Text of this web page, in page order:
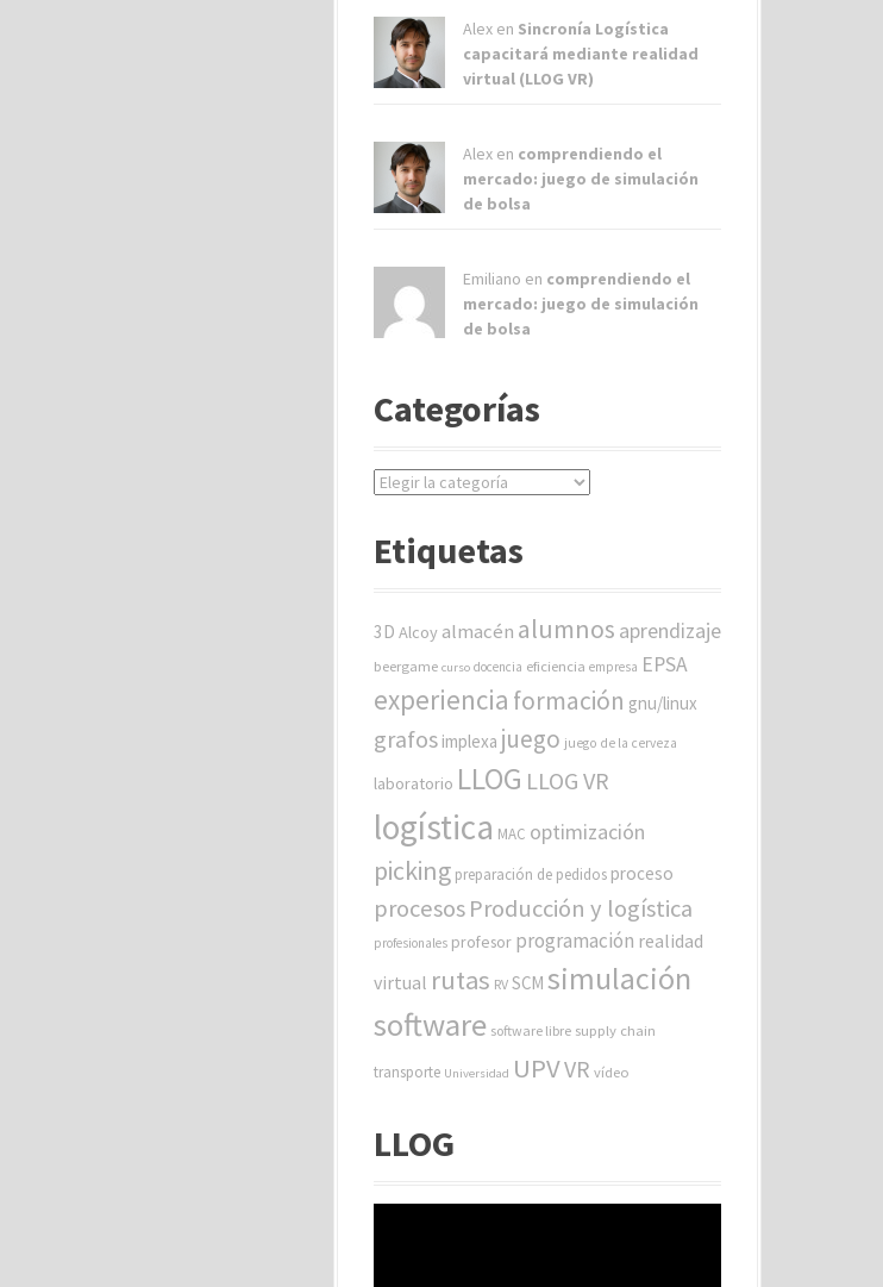
Alex en Sincronía Logística
capacitará mediante realidad
virtual (LLOG VR)
Alex en comprendiendo el
mercado: juego de simulación
de bolsa
Emiliano en comprendiendo el
mercado: juego de simulación
de bolsa
Categorías
C
e
r
s
Etiquetas
3D Alcoy almacén alumnos aprendizaje
beergame curso docencia eficiencia empresa EPSA
experiencia formación gnu/linux
grafos implexa juego juego de la cerveza
laboratorio LLOG LLOG VR
logística MAC optimización
picking preparación de pedidos proceso
procesosProducción y logística
profesionales profesor programación realidad
virtual rutas RV SCM simulación
software software libre supply chain
transporte Universidad UPVVR vídeo
LLOG